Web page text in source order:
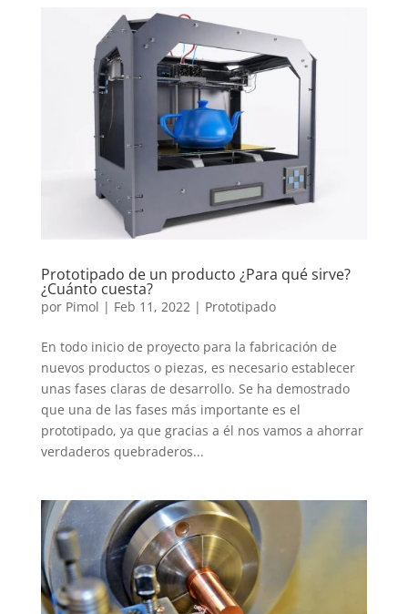
Prototipado de un producto ¿Para qué sirve?
¿Cuánto cuesta?
por Pimol | Feb 11, 2022| Prototipado
En todo inicio de proyecto para la fabricación de
nuevos productos o piezas, es necesario establecer
unas fases claras de desarrollo. Se ha demostrado
que una de las fases más importante es el
prototipado, ya que gracias a él nos vamos a ahorrar
verdaderos quebraderos...